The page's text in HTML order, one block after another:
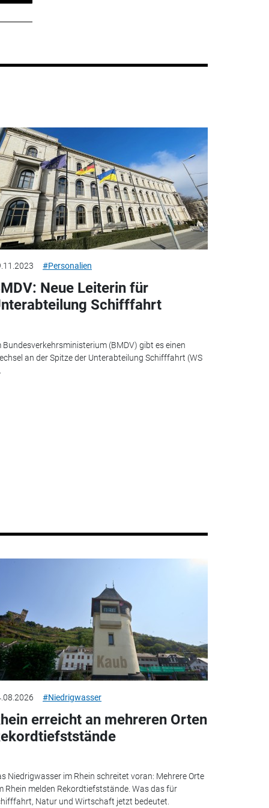
#Personalien
Neue Leiterin für
Schifffahrt
Bundesverkehrsministerium (BMDV) gibt es einen
an der Spitze der Unterabteilung Schifffahrt (WS
#Niedrigwasser
erreicht an mehreren Orten
Niedrigwasser im Rhein schreitet voran: Mehrere Orte
Rhein melden Rekordtiefststände. Was das für
Natur und Wirtschaft jetzt bedeutet.